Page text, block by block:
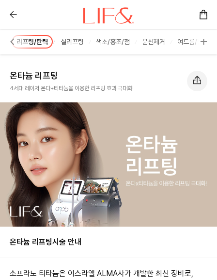
온타늄 리프팅 :: 리프앤의원 창원점
리프팅/탄력 실리프팅 색소/홍조/점 문신제거 여드름/한관종
온타늄 리프팅
4세대 레이저 온다+티타늄을 이용한 리프팅 효과 극대화!
온타늄 리프팅시술 안내
소프라노 티타늄은 이스라엘 ALMA사가 개발한 최신 장비로,